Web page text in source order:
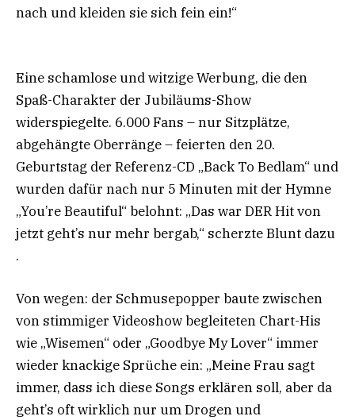
nach und kleiden sie sich fein ein!“
Eine schamlose und witzige Werbung, die den
Spaß-Charakter der Jubiläums-Show
widerspiegelte. 6.000 Fans – nur Sitzplätze,
abgehängte Oberränge – feierten den 20.
Geburtstag der Referenz-CD „Back To Bedlam“ und
wurden dafür nach nur 5 Minuten mit der Hymne
„You’re Beautiful“ belohnt: „Das war DER Hit von
jetzt geht’s nur mehr bergab,“ scherzte Blunt dazu
.
Von wegen: der Schmusepopper baute zwischen
von stimmiger Videoshow begleiteten Chart-His
wie „Wisemen“ oder „Goodbye My Lover“ immer
wieder knackige Sprüche ein: „Meine Frau sagt
immer, dass ich diese Songs erklären soll, aber da
geht’s oft wirklich nur um Drogen und